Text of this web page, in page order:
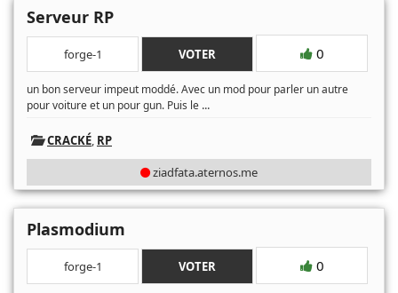
Serveur RP
forge-1 VOTER 0
un bon serveur impeut moddé. Avec un mod pour parler un autre
pour voiture et un pour gun. Puis le ...
CRACKÉ, RP
ziadfata.aternos.me
Plasmodium
forge-1 VOTER 0